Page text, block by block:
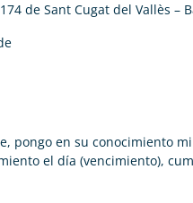
de Sant Cugat del Vallès –
pongo en su conocimiento
el día (vencimiento),